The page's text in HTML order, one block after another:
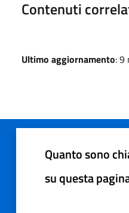
Contenuti
Ultimo aggiornamento: 9
Quanto sono
su questa